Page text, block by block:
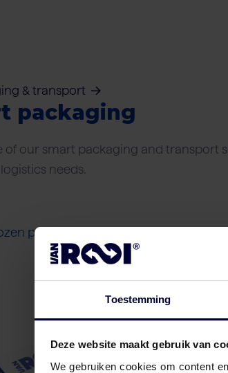
Toestemming
Deze website maakt gebruik van
We gebruiken cookies om content
& transport
packaging
of our smart packaging and transport
needs.
packaging (< 18ºC)